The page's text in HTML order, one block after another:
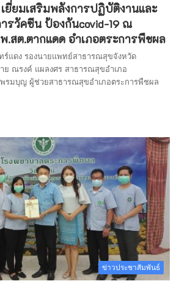
ยี่ยมเสริมพลังการปฏิบัติงานและ
รวัคซีน ป้องกันcovid-19 ณ
.สต.ตากแดด อำเภอตระการพืชผล
แดง รองนายแพทย์สาธารณสุขจังหวัด
ย ณรงค์ แผลงศร สาธารณสุขอำเภอ
รมบุญ ผู้ช่วยสาธารณสุขอำเภอตระการพืชผล
ข่าวประชาสัมพันธ์